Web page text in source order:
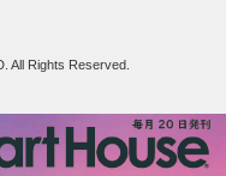
All Rights Reserved.